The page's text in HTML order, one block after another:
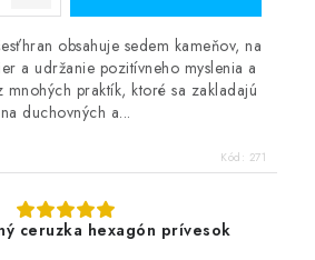
obsahuje sedem kameňov, na
a udržanie pozitívneho myslenia a
praktík, ktoré sa zakladajú
na duchovných a...
Kód: 271
ceruzka hexagón prívesok